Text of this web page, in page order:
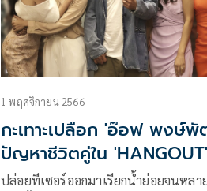
1 พฤศจิกายน 2566
กะเทาะเปลือก 'อ๊อฟ พงษ์
ปัญหาชีวิตคู่ใน 'HANGOUT'
ปล่อยทีเซอร์ออกมาเรียกน้ำย่อยจนหลา